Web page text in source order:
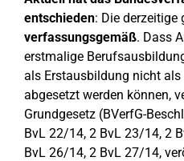
entschieden: Die derzeitige
verfassungsgemäß. Dass
erstmalige
als Erstausbildung nicht als
abgesetzt werden können,
Grundgesetz (BVerfG-
BvL 22/14, 2 BvL 23/14, 2
BvL 26/14, 2 BvL 27/14,